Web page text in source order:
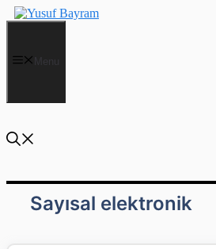
İçeriğe
atla
Menu
Sayısal elektronik